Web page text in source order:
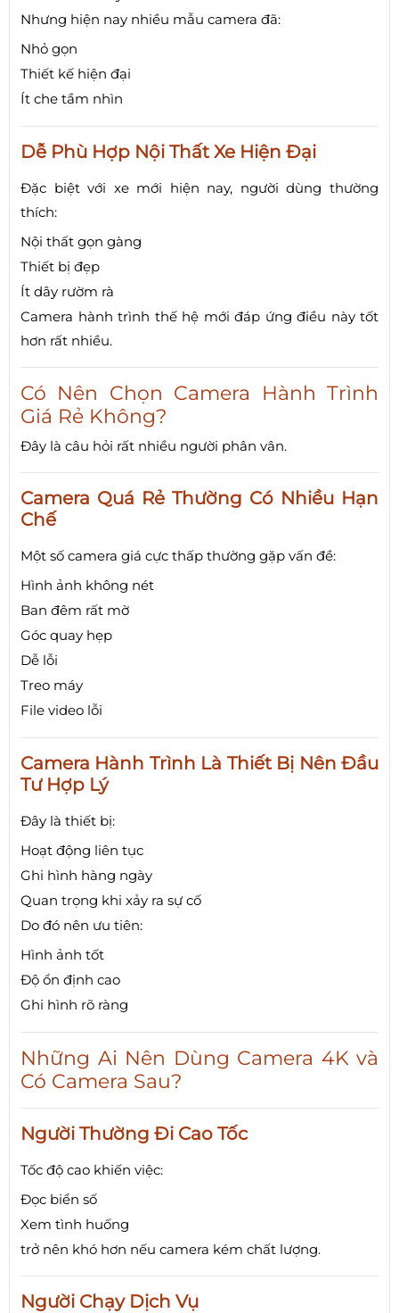
Nhưng hiện nay nhiều mẫu camera đã:
Nhỏ gọn
Thiết kế hiện đại
Ít che tầm nhìn
Dễ Phù Hợp Nội Thất Xe Hiện Đại
Đặc biệt với xe mới hiện nay, người dùng thường
thích:
Nội thất gọn gàng
Thiết bị đẹp
Ít dây rườm rà
Camera hành trình thế hệ mới đáp ứng điều này tốt
hơn rất nhiều.
Có Nên Chọn Camera Hành Trình
Giá Rẻ Không?
Đây là câu hỏi rất nhiều người phân vân.
Camera Quá Rẻ Thường Có Nhiều Hạn
Chế
Một số camera giá cực thấp thường gặp vấn đề:
Hình ảnh không nét
Ban đêm rất mờ
Góc quay hẹp
Dễ lỗi
Treo máy
File video lỗi
Camera Hành Trình Là Thiết Bị Nên Đầu
Tư Hợp Lý
Đây là thiết bị:
Hoạt động liên tục
Ghi hình hàng ngày
Quan trọng khi xảy ra sự cố
Do đó nên ưu tiên:
Hình ảnh tốt
Độ ổn định cao
Ghi hình rõ ràng
Những Ai Nên Dùng Camera 4K và
Có Camera Sau?
Người Thường Đi Cao Tốc
Tốc độ cao khiến việc:
Đọc biển số
Xem tình huống
trở nên khó hơn nếu camera kém chất lượng.
Người Chạy Dịch Vụ